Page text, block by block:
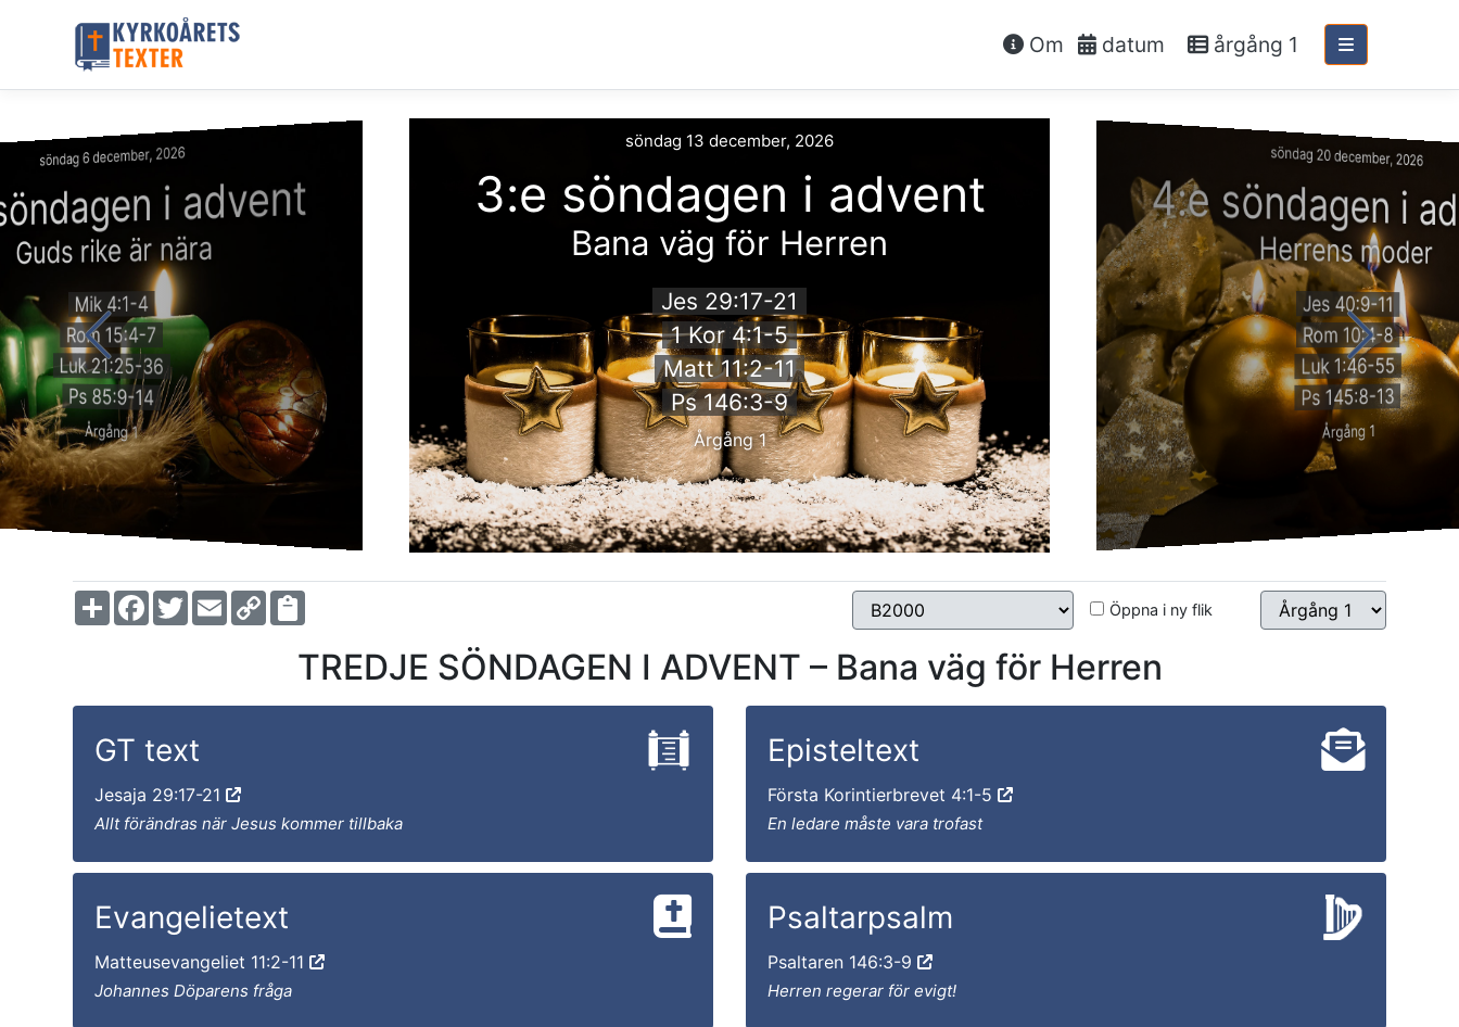
Om datum årgång 1
söndag 6 december, 2026
i advent
Guds rike är nära
Mik 4:1-4
Rom 15:4-7
Luk 21:25-36
Ps 85:9-14
Årgång 1
söndag 13 december, 2026
3:e söndagen i advent
Bana väg för Herren
Jes 29:17-21
1 Kor 4:1-5
Matt 11:2-11
Ps 146:3-9
Årgång 1
söndag 20 december, 2026
4:e söndagen i
Herrens moder
Jes 40:9-11
Rom 10:4-8
Luk 1:46-55
Ps 145:8-13
Årgång 1
ShareFacebook
TwitterEmailCopy
Link Öppna i ny flik
TREDJE SÖNDAGEN I ADVENT – Bana väg för Herren
GT text
Jesaja 29:17-21
Allt förändras när Jesus kommer tillbaka
Episteltext
Första Korintierbrevet 4:1-5
En ledare måste vara trofast
Evangelietext
Matteusevangeliet 11:2-11
Johannes Döparens fråga
Psaltarpsalm
Psaltaren 146:3-9
Herren regerar för evigt!